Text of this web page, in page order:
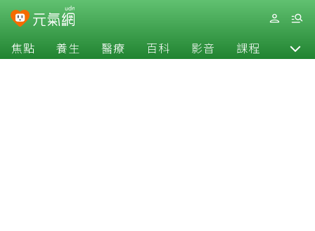
焦點 養生 醫療 百科 影音 課程 退休